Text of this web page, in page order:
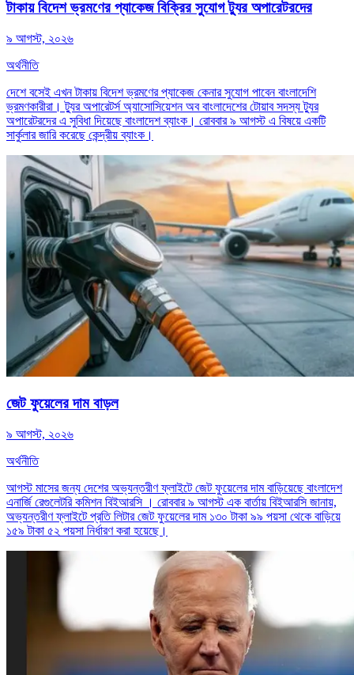
টাকায় বিদেশ ভ্রমণের প্যাকেজ বিক্রির সুযোগ ট্যুর অপারেটরদের
৯ আগস্ট, ২০২৬
অর্থনীতি
দেশে বসেই এখন টাকায় বিদেশ ভ্রমণের প্যাকেজ কেনার সুযোগ পাবেন বাংলাদেশি
ভ্রমণকারীরা। ট্যুর অপারেটর্স অ্যাসোসিয়েশন অব বাংলাদেশের টোয়াব সদস্য ট্যুর
অপারেটরদের এ সুবিধা দিয়েছে বাংলাদেশ ব্যাংক। রোববার ৯ আগস্ট এ বিষয়ে একটি
সার্কুলার জারি করেছে কেন্দ্রীয় ব্যাংক।
জেট ফুয়েলের দাম বাড়ল
৯ আগস্ট, ২০২৬
অর্থনীতি
আগস্ট মাসের জন্য দেশের অভ্যন্তরীণ ফ্লাইটে জেট ফুয়েলের দাম বাড়িয়েছে বাংলাদেশ
এনার্জি রেগুলেটরি কমিশন বিইআরসি । রোববার ৯ আগস্ট এক বার্তায় বিইআরসি জানায়,
অভ্যন্তরীণ ফ্লাইটে প্রতি লিটার জেট ফুয়েলের দাম ১৩০ টাকা ৯৯ পয়সা থেকে বাড়িয়ে
১৫৯ টাকা ৫২ পয়সা নির্ধারণ করা হয়েছে।